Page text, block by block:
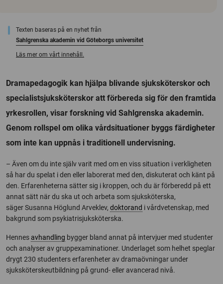
Texten baseras på en nyhet från
Sahlgrenska akademin vid Göteborgs universitet
Läs mer om vårt innehåll.
Dramapedagogik kan hjälpa blivande sjuksköterskor och
specialistsjuksköterskor att förbereda sig för den framtida
yrkesrollen, visar forskning vid Sahlgrenska akademin.
Genom rollspel om olika vårdsituationer byggs färdigheter
som inte kan uppnås i traditionell undervisning.
– Även om du inte själv varit med om en viss situation i verkligheten
så har du spelat i den eller laborerat med den, diskuterat och känt på
den. Erfarenheterna sätter sig i kroppen, och du är förberedd på ett
annat sätt när du ska ut och arbeta som sjuksköterska,
säger Susanna Höglund Arveklev, doktorand i vårdvetenskap, med
bakgrund som psykiatrisjuksköterska.
Hennesavhandling bygger bland annat på intervjuer med studenter
och analyser av gruppexaminationer. Underlaget som helhet speglar
drygt 230 studenters erfarenheter av dramaövningar under
sjuksköterskeutbildning på grund- eller avancerad nivå.